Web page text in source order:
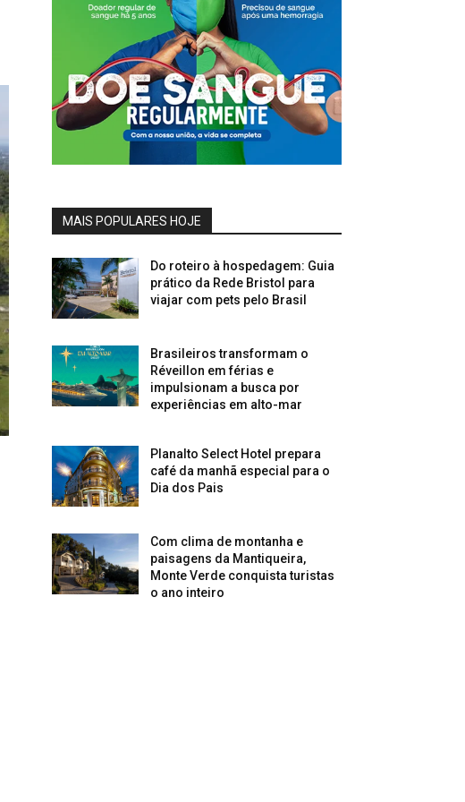
MAIS POPULARES HOJE
Do roteiro à hospedagem: Guia
prático da Rede Bristol para
viajar com pets pelo Brasil
Brasileiros transformam o
Réveillon em férias e
impulsionam a busca por
experiências em alto-mar
Planalto Select Hotel prepara
café da manhã especial para o
Dia dos Pais
Com clima de montanha e
paisagens da Mantiqueira,
Monte Verde conquista turistas
o ano inteiro